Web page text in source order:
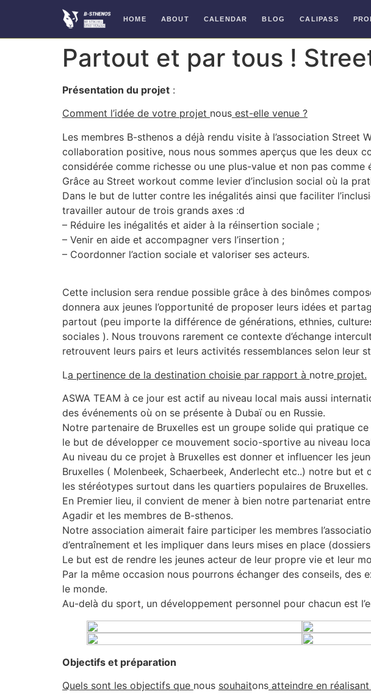
HOME ABOUT CALENDAR BLOG CALIPASS
Partout et par tous !
Présentation du projet :
Comment l’idée de votre projet nous est-elle venue ?
Les membres B-sthenos a déjà rendu visite à l’association Street
collaboration positive, nous nous sommes aperçus que les deux
considérée comme richesse ou une plus-value et non pas
Grâce au Street workout comme levier d’inclusion social où la
Dans le but de lutter contre les inégalités ainsi que faciliter
travailler autour de trois grands axes :d
– Réduire les inégalités et aider à la réinsertion sociale ;
– Venir en aide et accompagner vers l’insertion ;
– Coordonner l’action sociale et valoriser ses acteurs.
Cette inclusion sera rendue possible grâce à des binômes
donnera aux jeunes l’opportunité de proposer leurs idées et
partout (peu importe la différence de générations, ethnies,
sociales ). Nous trouvons rarement ce contexte d’échange
retrouvent leurs pairs et leurs activités ressemblances selon leur
La pertinence de la destination choisie par rapport à notre projet.
ASWA TEAM à ce jour est actif au niveau local mais aussi
des événements où on se présente à Dubaï ou en Russie.
Notre partenaire de Bruxelles est un groupe solide qui pratique
le but de développer ce mouvement socio-sportive au niveau
Au niveau du ce projet à Bruxelles est donner et influencer les
Bruxelles ( Molenbeek, Schaerbeek, Anderlecht etc..) notre but
les stéréotypes surtout dans les quartiers populaires de Bruxelles.
En Premier lieu, il convient de mener à bien notre partenariat
Agadir et les membres de B-sthenos.
Notre association aimerait faire participer les membres
d’entraînement et les impliquer dans leurs mises en place
Le but est de rendre les jeunes acteur de leur propre vie et leur
Par la même occasion nous pourrons échanger des conseils,
le monde.
Au-delà du sport, un développement personnel pour chacun est
Objectifs et préparation
Quels sont les objectifs que nous souhaitons atteindre en réalisant